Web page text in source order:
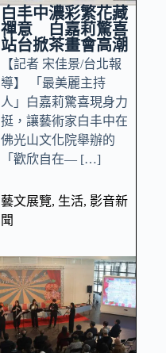
白丰中濃彩繁花藏
禪意 白嘉莉驚喜
站台掀茶畫會高潮
【記者 宋佳景/台北報
導】 「最美麗主持
人」白嘉莉驚喜現身力
挺，讓藝術家白丰中在
佛光山文化院舉辦的
「歡欣自在— […]
藝文展覽, 生活, 影音新
聞